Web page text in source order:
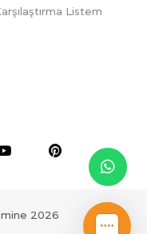
Listem
2026